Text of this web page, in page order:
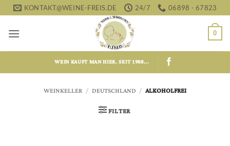
Inhalt
springen
KONTAKT@WEINE-FREIS.DE 24/7 06898 - 67823
0
WEIN KAUFT MAN HIER. SEIT 1988...
WEINKELLER / DEUTSCHLAND / ALKOHOLFREI
FILTER